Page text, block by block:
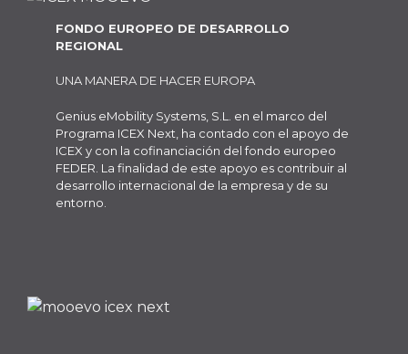
FONDO EUROPEO DE DESARROLLO
REGIONAL
UNA MANERA DE HACER EUROPA
Genius eMobility Systems, S.L. en el marco del
Programa ICEX Next, ha contado con el apoyo de
ICEX y con la cofinanciación del fondo europeo
FEDER. La finalidad de este apoyo es contribuir al
desarrollo internacional de la empresa y de su
entorno.